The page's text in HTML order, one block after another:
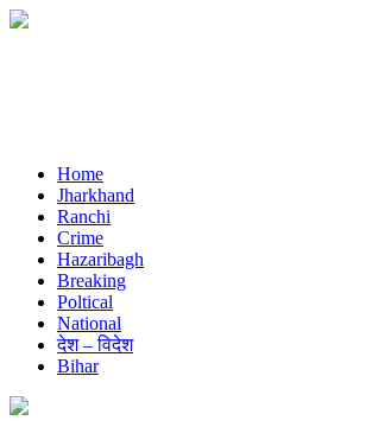
Home
Jharkhand
Ranchi
Crime
Hazaribagh
Breaking
Poltical
National
देश – विदेश
Bihar